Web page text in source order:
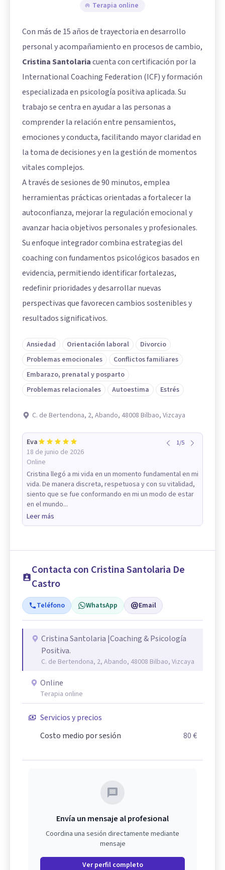
Terapia online
Con más de 15 años de trayectoria en desarrollo
personal y acompañamiento en procesos de cambio,
Cristina Santolariacuenta con certificación por la
International Coaching Federation (ICF) y formación
especializada en psicología positiva aplicada. Su
trabajo se centra en ayudar a las personas a
comprender la relación entre pensamientos,
emociones y conducta, facilitando mayor claridad en
la toma de decisiones y en la gestión de momentos
vitales complejos.
A través de sesiones de 90 minutos, emplea
herramientas prácticas orientadas a fortalecer la
autoconfianza, mejorar la regulación emocional y
avanzar hacia objetivos personales y profesionales.
Su enfoque integrador combina estrategias del
coaching con fundamentos psicológicos basados en
evidencia, permitiendo identificar fortalezas,
redefinir prioridades y desarrollar nuevas
perspectivas que favorecen cambios sostenibles y
resultados significativos.
Ansiedad Orientación laboral
Divorcio
Problemas emocionales
Conflictos familiares
Embarazo, prenatal y posparto
Problemas relacionales
Autoestima Estrés
C. de Bertendona, 2, Abando, 48008 Bilbao, Vizcaya
Eva
18 de junio de 2026
Online
1/5
Cristina llegó a mi vida en un momento fundamental en mi
vida. De manera discreta, respetuosa y con su vitalidad,
siento que se fue conformando en mi un modo de estar
en el mundo...
Leer más
Contacta con Cristina Santolaria De
Castro
Teléfono WhatsApp Email
Cristina Santolaria |Coaching & Psicología
Positiva.
C. de Bertendona, 2, Abando, 48008 Bilbao, Vizcaya
Online
Terapia online
Servicios y precios
Costo medio por sesión
80 €
Envía un mensaje al profesional
Coordina una sesión directamente mediante
mensaje
Ver perfil completo